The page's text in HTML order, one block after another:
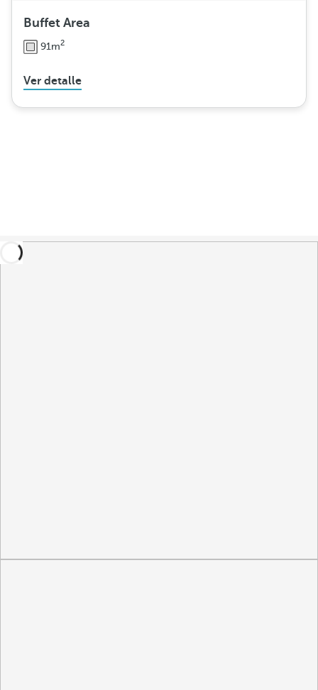
Buffet Area
91m2
Ver detalle